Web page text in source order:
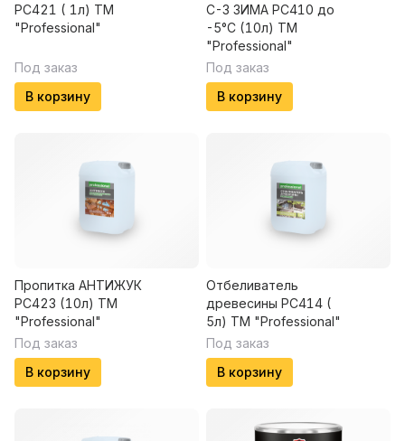
PC421 ( 1л) ТМ
"Professional"
Под заказ
В корзину
С-3 ЗИМА РС410 до
-5°C (10л) ТМ
"Professional"
Под заказ
В корзину
Пропитка АНТИЖУК
PC423 (10л) ТМ
"Professional"
Под заказ
В корзину
Отбеливатель
древесины PC414 (
5л) ТМ "Professional"
Под заказ
В корзину